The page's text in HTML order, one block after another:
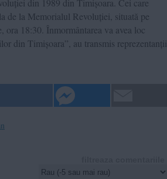
de la Memorialul Revoluției, situată pe
18:30. Înmormântarea va avea loc
din Timișoara”, au transmis reprezentanții